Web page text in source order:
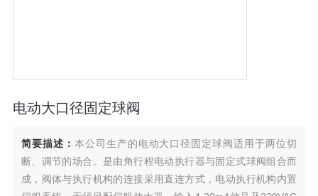
电动大口径固定球阀
简要描述： 本公司生产的电动大口径固定球阀适用于两位切
断、调节的场合。是由角行程电动执行器与固定式球阀组合而
成，阀体与执行机构的连接采用直连方式，电动执行机构内置